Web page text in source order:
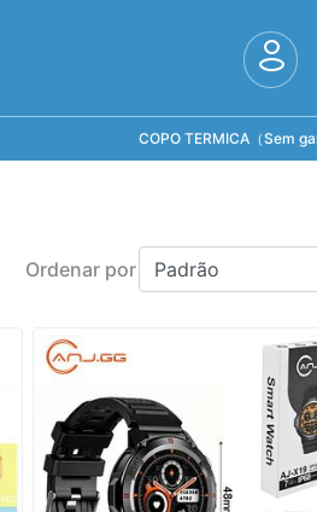
COPO TERMICA（Sem
Ordenar por